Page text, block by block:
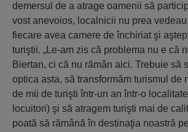
demersul de a atrage oamenii să
vost anevoios, localnicii nu prea
fiecare avea camere de închiriat şi
turiştii. „Le-am zis că problema nu e că
Biertan, ci că nu rămân aici. Trebuie să
optica asta, să transformăm turismul de
de mii de turişti într-un an într-o
locuitori) şi să atragem turişti mai de
poată să rămână în destinaţia noastră